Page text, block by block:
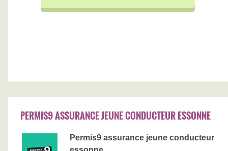
PERMIS9 ASSURANCE JEUNE CONDUCTEUR ESSONNE
Permis9 assurance jeune conducteur